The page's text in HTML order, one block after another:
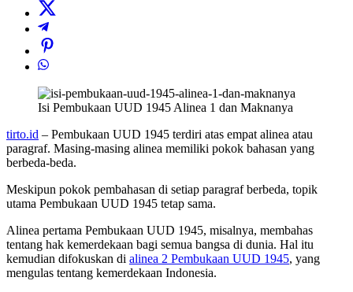
Isi Pembukaan UUD 1945 Alinea 1 dan Maknanya
tirto.id – Pembukaan UUD 1945 terdiri atas empat alinea atau
paragraf. Masing-masing alinea memiliki pokok bahasan yang
berbeda-beda.
Meskipun pokok pembahasan di setiap paragraf berbeda, topik
utama Pembukaan UUD 1945 tetap sama.
Alinea pertama Pembukaan UUD 1945, misalnya, membahas
tentang hak kemerdekaan bagi semua bangsa di dunia. Hal itu
kemudian difokuskan di alinea 2 Pembukaan UUD 1945, yang
mengulas tentang kemerdekaan Indonesia.